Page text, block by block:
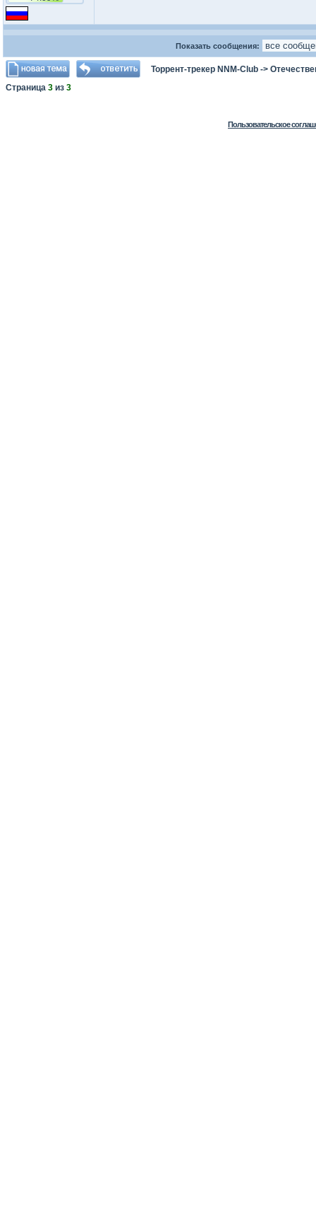
Показать сообщения:
Торрент-трекер NNM-Club ->
Страница 3 из 3
Пользовательское